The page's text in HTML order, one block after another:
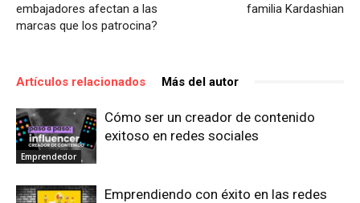
embajadores afectan a las
marcas que los patrocina?
familia Kardashian
Artículos relacionados Más del autor
Emprendedor
Cómo ser un creador de contenido
exitoso en redes sociales
Emprendiendo con éxito en las redes